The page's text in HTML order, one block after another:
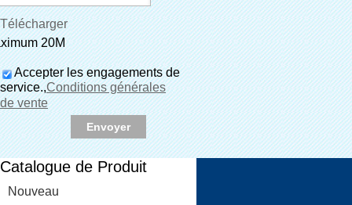
Télécharger
20M
Accepter les engagements de
service.,Conditions générales
de vente
Envoyer
Catalogue de Produit
Nouveau